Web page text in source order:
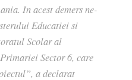
In acest demers ne-
Educatiei si
Scolar al
Sector 6, care
a declarat